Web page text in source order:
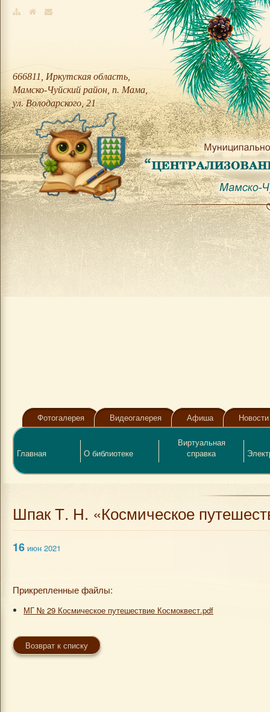
666811, Иркутская область,
Мамско-Чуйский район, п. Мама,
ул. Володарского, 21
Фотогалерея Видеогалерея Афиша Новости
Главная О библиотеке
Виртуальная
справка
Шпак Т. Н. «Космическое
16 июн 2021
Прикрепленные файлы:
МГ № 29 Космическое путешествие Космоквест.pdf
Возврат к списку